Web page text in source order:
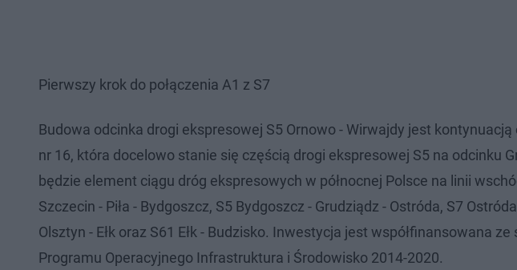
Pierwszy krok do połączenia A1 z S7
Budowa odcinka drogi ekspresowej S5 Ornowo - Wirwajdy jest
nr 16, która docelowo stanie się częścią drogi ekspresowej S5 na odcinku
będzie element ciągu dróg ekspresowych w północnej Polsce na linii
Szczecin - Piła - Bydgoszcz, S5 Bydgoszcz - Grudziądz - Ostróda, S7
Olsztyn - Ełk oraz S61 Ełk - Budzisko. Inwestycja jest współfinansowana
Programu Operacyjnego Infrastruktura i Środowisko 2014-2020.